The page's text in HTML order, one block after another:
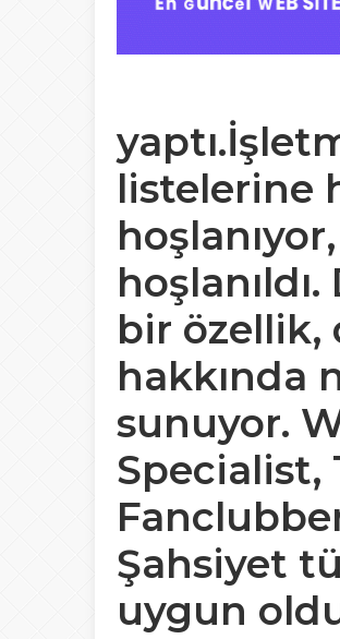
listelerine
bir
hakkında
sunuyor.
Specialist,
Şahsiyet
uygun